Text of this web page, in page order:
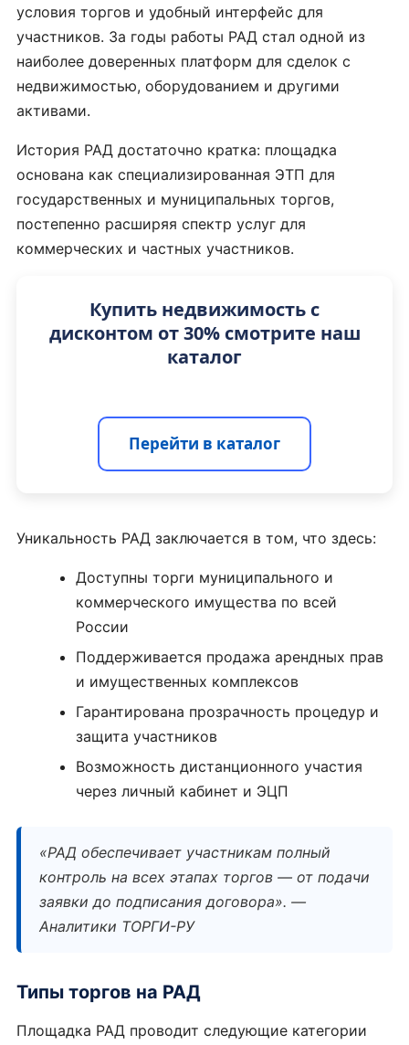
условия торгов и удобный интерфейс для
участников. За годы работы РАД стал одной из
наиболее доверенных платформ для сделок с
недвижимостью, оборудованием и другими
активами.
История РАД достаточно кратка: площадка
основана как специализированная ЭТП для
государственных и муниципальных торгов,
постепенно расширяя спектр услуг для
коммерческих и частных участников.
Купить недвижимость с
дисконтом от 30% смотрите наш
каталог
Перейти в каталог
Уникальность РАД заключается в том, что здесь:
Доступны торги муниципального и
коммерческого имущества по всей
России
Поддерживается продажа арендных прав
и имущественных комплексов
Гарантирована прозрачность процедур и
защита участников
Возможность дистанционного участия
через личный кабинет и ЭЦП
«РАД обеспечивает участникам полный
контроль на всех этапах торгов — от подачи
заявки до подписания договора». —
Аналитики ТОРГИ-РУ
Типы торгов на РАД
Площадка РАД проводит следующие категории